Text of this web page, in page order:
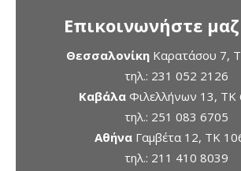
Επικοινωνήστε
ΘεσσαλονίκηΚαρατάσου 7,
τηλ.: 231 052 2126
ΚαβάλαΦιλελλήνων 13, ΤΚ
τηλ.: 251 083 6705
ΑθήναΓαμβέτα 12, ΤΚ
τηλ.: 211 410 8039